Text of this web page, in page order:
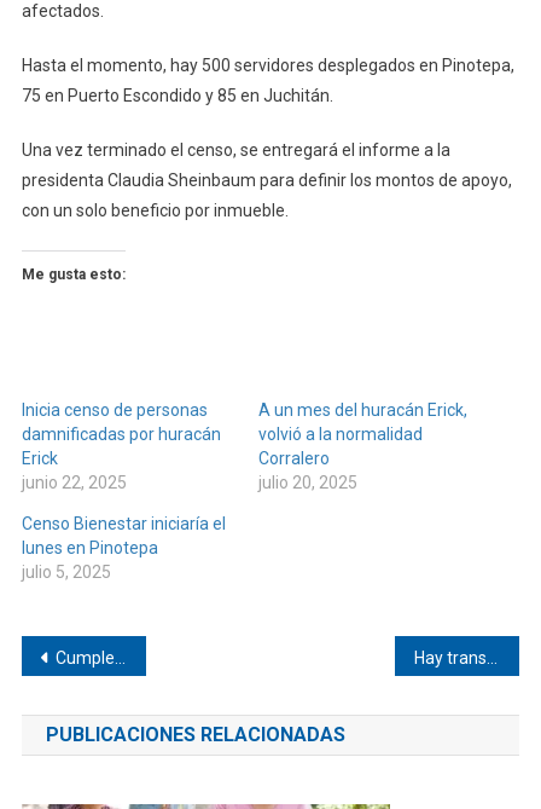
afectados.
Hasta el momento, hay 500 servidores desplegados en Pinotepa,
75 en Puerto Escondido y 85 en Juchitán.
Una vez terminado el censo, se entregará el informe a la
presidenta Claudia Sheinbaum para definir los montos de apoyo,
con un solo beneficio por inmueble.
Me gusta esto:
Inicia censo de personas
damnificadas por huracán
Erick
junio 22, 2025
A un mes del huracán Erick,
volvió a la normalidad
Corralero
julio 20, 2025
Censo Bienestar iniciaría el
lunes en Pinotepa
julio 5, 2025
Navegación
de
entradas
Cumplen Claudia Sheinbaum y Salomón Jara: llega ayuda humanitaria a Corralero
PUBLICACIONES RELACIONADAS